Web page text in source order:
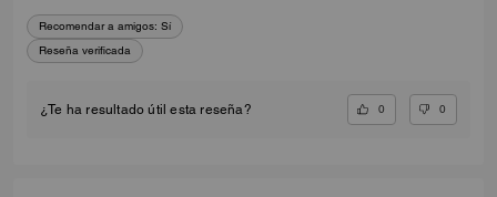
Recomendar a amigos: Sí
Reseña verificada
¿Te ha resultado útil esta reseña? 0 0